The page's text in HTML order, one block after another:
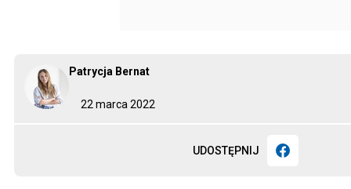
22 marca 2022
Patrycja Bernat
UDOSTĘPNIJ